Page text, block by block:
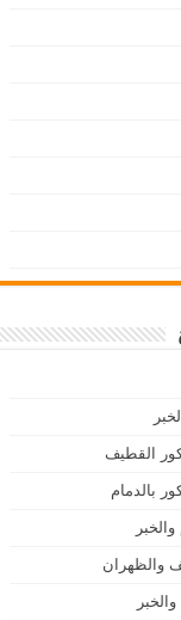
القطيف
بالدمام
والظهران